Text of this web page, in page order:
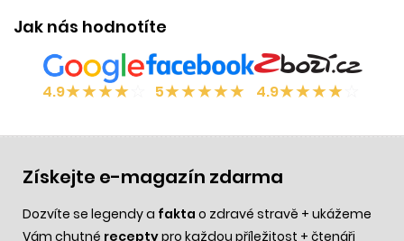
Jak nás hodnotíte
4.9★★★★ 5★★★★★ 4.9★★★★
Získejte e-magazín zdarma
Dozvíte se legendy a fakta o zdravé stravě + ukážeme
Vám chutné receptypro každou příležitost + čtenáři